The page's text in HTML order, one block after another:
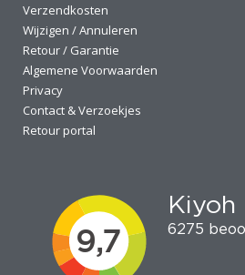
Verzendkosten
Wijzigen / Annuleren
Retour / Garantie
Algemene Voorwaarden
Privacy
Contact & Verzoekjes
Retour portal